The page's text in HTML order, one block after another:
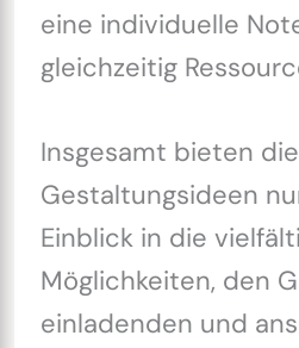
eine individuelle
gleichzeitig
Insgesamt bieten
Gestaltungsideen
Einblick in die
Möglichkeiten, den
einladenden und